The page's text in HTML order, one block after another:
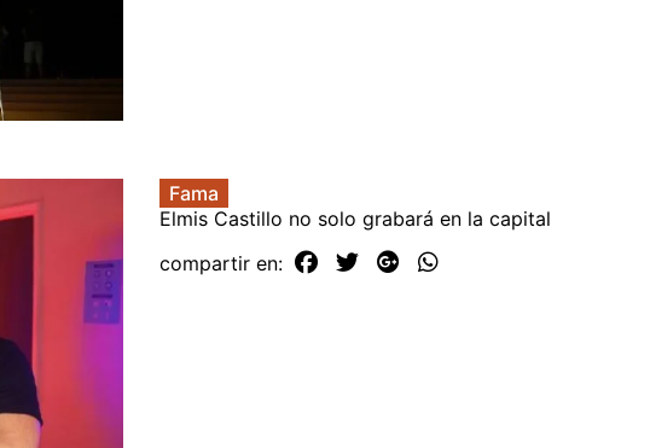
Fama
Elmis Castillo no solo grabará en la capital
compartir en: